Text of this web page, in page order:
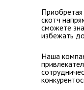
скотч
сможете
избежать
Наша